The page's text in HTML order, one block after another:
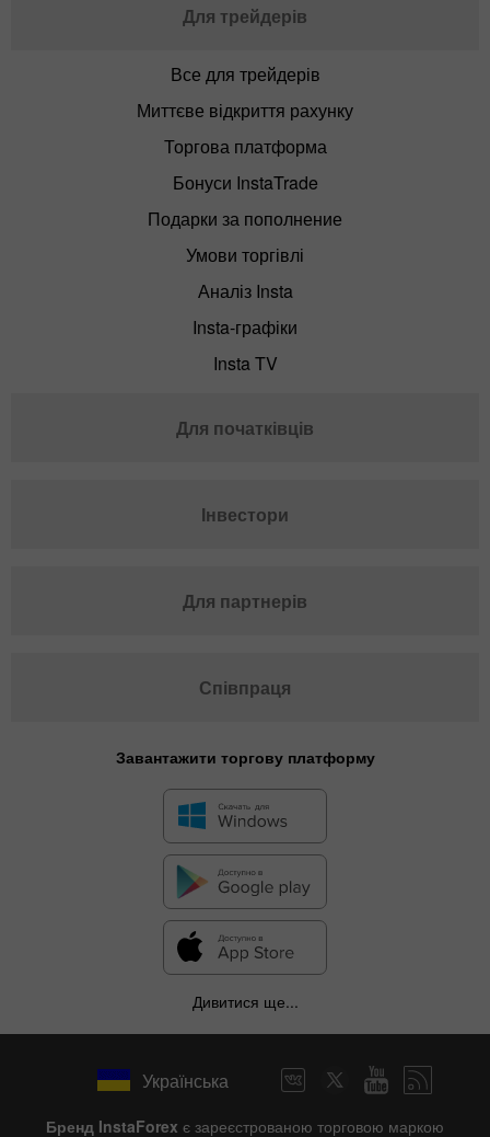
Для трейдерів
Все для трейдерів
Миттєве відкриття рахунку
Торгова платформа
Бонуси InstaTrade
Подарки за пополнение
Умови торгівлі
Аналіз Insta
Insta-графіки
Insta TV
Для початківців
Інвестори
Для партнерів
Співпраця
Завантажити торгову платформу
Дивитися ще...
Українська
Бренд InstaForex є зареєстрованою торговою маркою